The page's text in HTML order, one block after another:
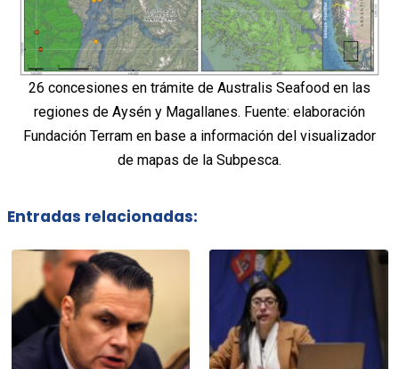
26 concesiones en trámite de Australis Seafood en las
regiones de Aysén y Magallanes. Fuente: elaboración
Fundación Terram en base a información del visualizador
de mapas de la Subpesca.
Entradas relacionadas: